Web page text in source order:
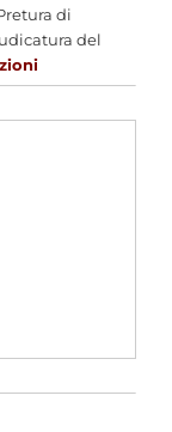
di
del